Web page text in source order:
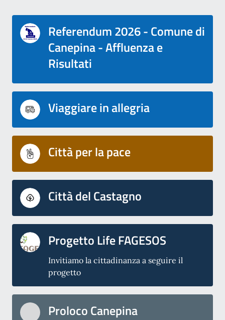
Referendum 2026 - Comune di
Canepina - Affluenza e
Risultati
Viaggiare in allegria
Città per la pace
Città del Castagno
Progetto Life FAGESOS
Invitiamo la cittadinanza a seguire il
progetto
Proloco Canepina